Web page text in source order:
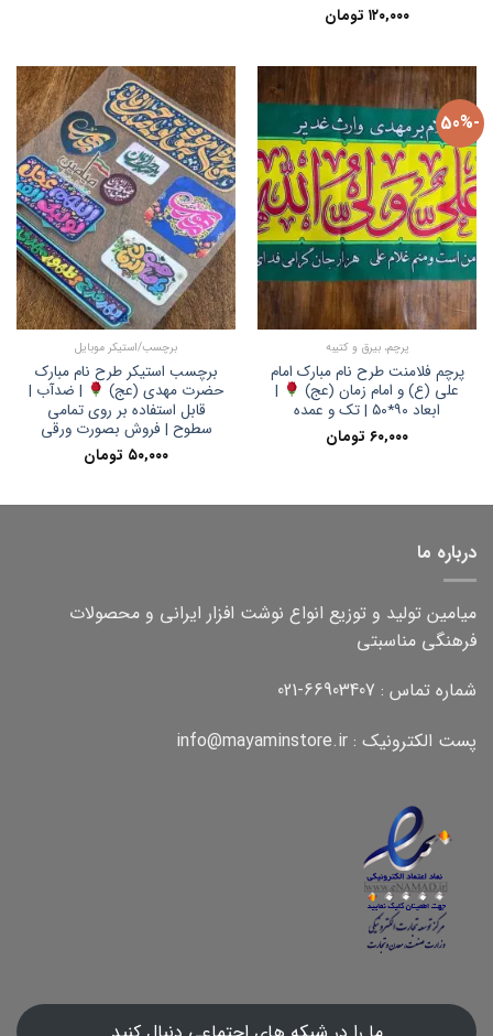
نمره
4.00
از 5۱۲۰,۰۰۰ تومان
-50%
پرچم، بیرق و کتیبه
پرچم فلامنت طرح نام مبارک امام
علی (ع) و امام زمان (عج)
|
ابعاد ۹۰*۵۰ | تک و عمده
۶۰,۰۰۰ تومان
برچسب/استیکر موبایل
برچسب استیکر طرح نام مبارک
حضرت مهدی (عج)
| ضدآب |
قابل استفاده بر روی تمامی
سطوح | فروش بصورت ورقی
۵۰,۰۰۰ تومان
درباره ما
میامین تولید و توزیع انواع نوشت افزار ایرانی و محصولات
فرهنگی مناسبتی
شماره تماس : 66903407-021
پست الکترونیک : info@mayaminstore.ir